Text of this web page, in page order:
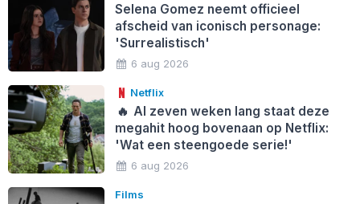
Selena Gomez neemt officieel
afscheid van iconisch personage:
'Surrealistisch'
6 aug 2026
Netflix
🔥 Al zeven weken lang staat deze
megahit hoog bovenaan op Netflix:
'Wat een steengoede serie!'
6 aug 2026
Films